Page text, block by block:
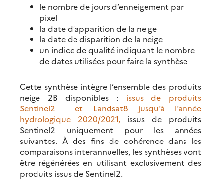
le nombre de jours d’enneigement par
pixel
la date d’apparition de la neige
la date de disparition de la neige
un indice de qualité indiquant le nombre
de dates utilisées pour faire la synthèse
Cette synthèse intègre l’ensemble des produits
neige 2B disponibles : issus de produits
Sentinel2 et Landsat8 jusqu’à l’année
hydrologique 2020/2021,issus de produits
Sentinel2 uniquement pour les années
suivantes. À des fins de cohérence dans les
comparaisons interannuelles, les synthèses vont
être régénérées en utilisant exclusivement des
produits issus de Sentinel2.